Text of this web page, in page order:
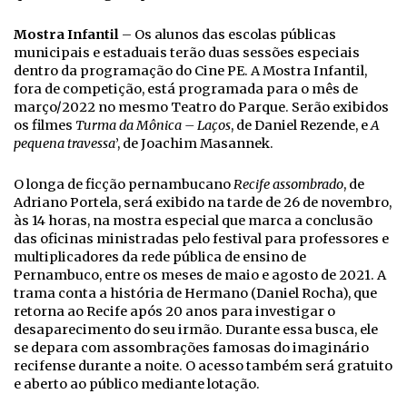
Mostra Infantil – Os alunos das escolas públicas
municipais e estaduais terão duas sessões especiais
dentro da programação do Cine PE. A Mostra Infantil,
fora de competição, está programada para o mês de
março/2022 no mesmo Teatro do Parque. Serão exibidos
os filmes Turma da Mônica – Laços, de Daniel Rezende, eA
pequena travessa’, de Joachim Masannek.
O longa de ficção pernambucanoRecife assombrado, de
Adriano Portela, será exibido na tarde de 26 de novembro,
às 14 horas, na mostra especial que marca a conclusão
das oficinas ministradas pelo festival para professores e
multiplicadores da rede pública de ensino de
Pernambuco, entre os meses de maio e agosto de 2021. A
trama conta a história de Hermano (Daniel Rocha), que
retorna ao Recife após 20 anos para investigar o
desaparecimento do seu irmão. Durante essa busca, ele
se depara com assombrações famosas do imaginário
recifense durante a noite. O acesso também será gratuito
e aberto ao público mediante lotação.